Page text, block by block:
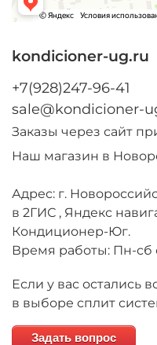
kondicioner-ug.ru
+7(928)247-96-41
sale@kondicioner-
Заказы через сайт
Наш магазин в
Адрес: г.
в 2ГИС , Яндекс
Кондиционер-Юг.
Время работы: Пн-сб
Если у вас остались
в выборе сплит
Задать вопрос